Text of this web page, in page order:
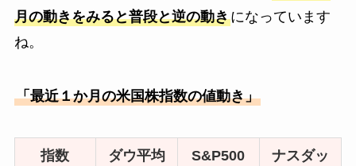
月の動きをみると普段と逆の動きになっています
ね。
「最近１か月の米国株指数の値動き」
指数 ダウ平均 S&P500
ナスダッ